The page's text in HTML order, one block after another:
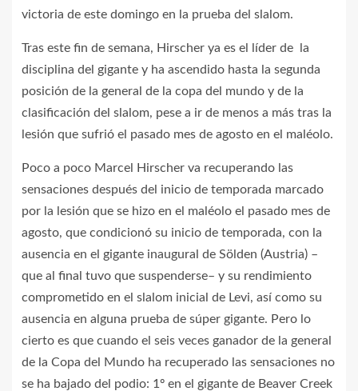
victoria de este domingo en la prueba del slalom.
Tras este fin de semana, Hirscher ya es el líder de la
disciplina del gigante y ha ascendido hasta la segunda
posición de la general de la copa del mundo y de la
clasificación del slalom, pese a ir de menos a más tras la
lesión que sufrió el pasado mes de agosto en el maléolo.
Poco a poco Marcel Hirscher va recuperando las
sensaciones después del inicio de temporada marcado
por la lesión que se hizo en el maléolo el pasado mes de
agosto, que condicionó su inicio de temporada, con la
ausencia en el gigante inaugural de Sölden (Austria) –
que al final tuvo que suspenderse– y su rendimiento
comprometido en el slalom inicial de Levi, así como su
ausencia en alguna prueba de súper gigante. Pero lo
cierto es que cuando el seis veces ganador de la general
de la Copa del Mundo ha recuperado las sensaciones no
se ha bajado del podio: 1º en el gigante de Beaver Creek